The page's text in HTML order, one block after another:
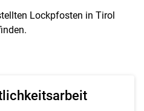
Lockpfosten in Tirol